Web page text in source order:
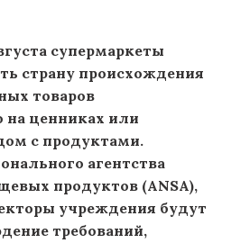
супермаркеты
страну происхождения
товаров
на ценниках или
с продуктами.
агентства
продуктов (ANSA),
учреждения будут
требований,